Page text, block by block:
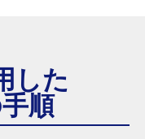
した
順